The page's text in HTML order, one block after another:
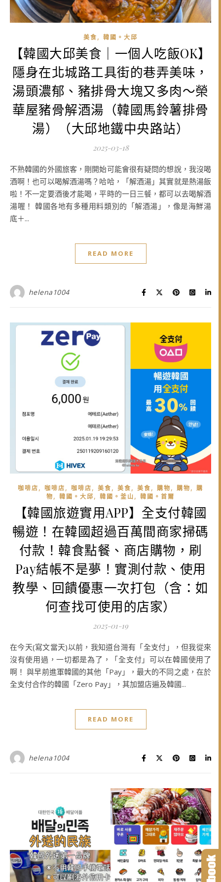
美食, 韓國。大邱
【韓國大邱美食｜一個人吃飯OK】
隱身在北城路工具街的巷弄美味，
湯頭濃郁、豬排骨大塊又多肉～榮
華屋豬骨解酒湯（韓國馬鈴薯排骨
湯）（大邱地鐵中央路站）
2025-03-18
不熟韓國的外國旅客，剛開始可能會很有疑問的想說，我沒喝
酒啊！也可以喝解酒湯嗎？哈哈，「解酒湯」其實就是熱湯飯
啦！不一定要酒後才能喝，平時的一日三餐，都可以去喝解酒
湯喔！ 韓國各地有多種用料類別的「解酒湯」，像是海鮮湯
底＋...
READ MORE
helena1004
咖啡店, 咖啡店, 咖啡店, 美食, 美食, 美食, 購物, 購物, 購
物, 韓國。大邱, 韓國。釜山, 韓國。首爾
【韓國旅遊實用APP】全支付韓國
暢遊！在韓國超過百萬間商家掃碼
付款！韓食點餐、商店購物，刷
Pay結帳不是夢！實測付款、使用
教學、回饋優惠一次打包（含：如
何查找可使用的店家）
2025-01-19
在今天(寫文當天)以前，我知道台灣有「全支付」，但我從來
沒有使用過，一切都是為了，「全支付」可以在韓國使用了
啊！ 與早前進軍韓國的其他「Pay」，最大的不同之處，在於
全支付合作的韓國「Zero Pay」，其加盟店遍及韓國...
READ MORE
helena1004